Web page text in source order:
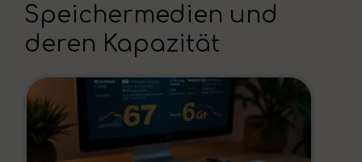
Speichermedien und
deren Kapazität